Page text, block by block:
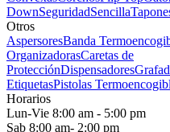
DownSeguridadSencilla
Otros
AspersoresBanda
OrganizadorasCaretas de
ProtecciónDispensadores
EtiquetasPistolas
Horarios
Lun-Vie 8:00 am - 5:00 pm
Sab 8:00 am- 2:00 pm